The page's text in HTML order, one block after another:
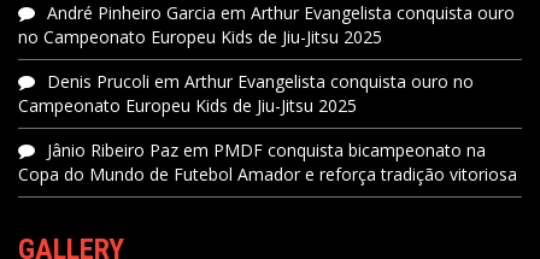
André Pinheiro Garcia em Arthur Evangelista conquista ouro
no Campeonato Europeu Kids de Jiu-Jitsu 2025
Denis Prucoli em Arthur Evangelista conquista ouro no
Campeonato Europeu Kids de Jiu-Jitsu 2025
Jânio Ribeiro Paz em PMDF conquista bicampeonato na
Copa do Mundo de Futebol Amador e reforça tradição vitoriosa
GALLERY